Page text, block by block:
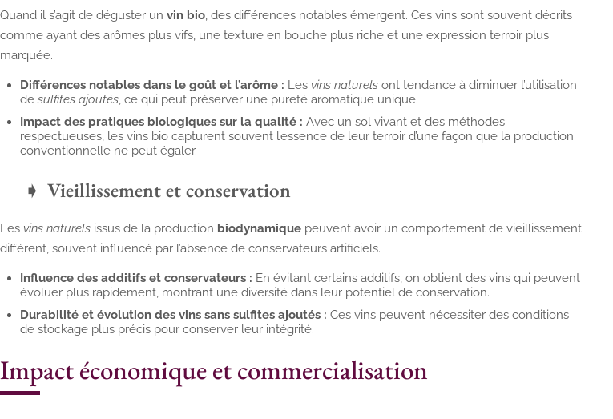
Quand il s’agit de déguster un vin bio, des différences notables émergent. Ces vins sont souvent décrits
comme ayant des arômes plus vifs, une texture en bouche plus riche et une expression terroir plus
marquée.
Différences notables dans le goût et l’arôme : Les vins naturels ont tendance à diminuer l’utilisation
de sulfites ajoutés, ce qui peut préserver une pureté aromatique unique.
Impact des pratiques biologiques sur la qualité : Avec un sol vivant et des méthodes
respectueuses, les vins bio capturent souvent l’essence de leur terroir d’une façon que la production
conventionnelle ne peut égaler.
Vieillissement et conservation
Les vins naturels issus de la production biodynamique peuvent avoir un comportement de vieillissement
différent, souvent influencé par l’absence de conservateurs artificiels.
Influence des additifs et conservateurs : En évitant certains additifs, on obtient des vins qui peuvent
évoluer plus rapidement, montrant une diversité dans leur potentiel de conservation.
Durabilité et évolution des vins sans sulfites ajoutés : Ces vins peuvent nécessiter des conditions
de stockage plus précis pour conserver leur intégrité.
Impact économique et commercialisation